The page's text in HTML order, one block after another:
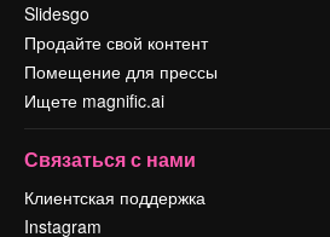
Slidesgo
Продайте свой контент
Помещение для прессы
Ищете magnific.ai
Связаться с нами
Клиентская поддержка
Instagram